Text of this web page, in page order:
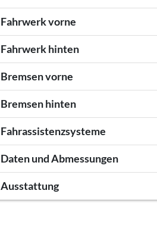
Fahrwerk vorne
Fahrwerk hinten
Bremsen vorne
Bremsen hinten
Fahrassistenzsysteme
Daten und Abmessungen
Ausstattung